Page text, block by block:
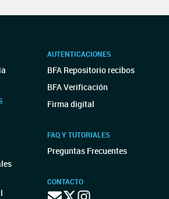
AUTENTICACIONES
BFA Repositorio recibos
BFA Verificación
Firma digital
FAQ Y TUTORIALES
Preguntas Frecuentes
CONTACTO